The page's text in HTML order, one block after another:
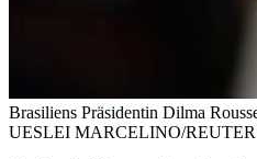
Brasiliens Präsidentin Dilma
UESLEI MARCELINO/